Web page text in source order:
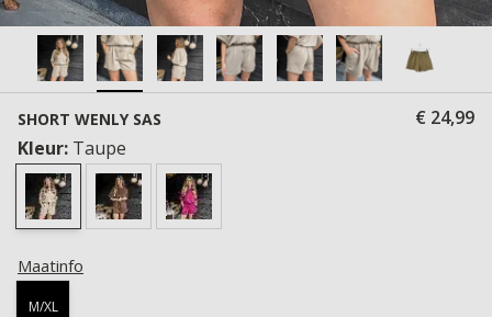
SHORT WENLY SAS
€ 24,99
Kleur: Taupe
Maatinfo
M/XL